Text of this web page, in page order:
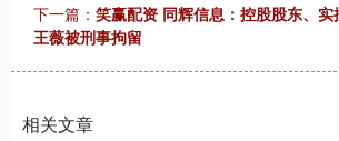
下一篇： 笑赢配资 同辉信息：控股股东、
王薇被刑事拘留
相关文章